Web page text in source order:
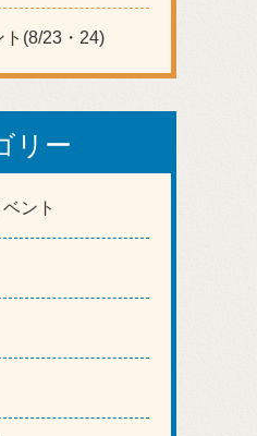
ト(8/23・24)
リー
ント